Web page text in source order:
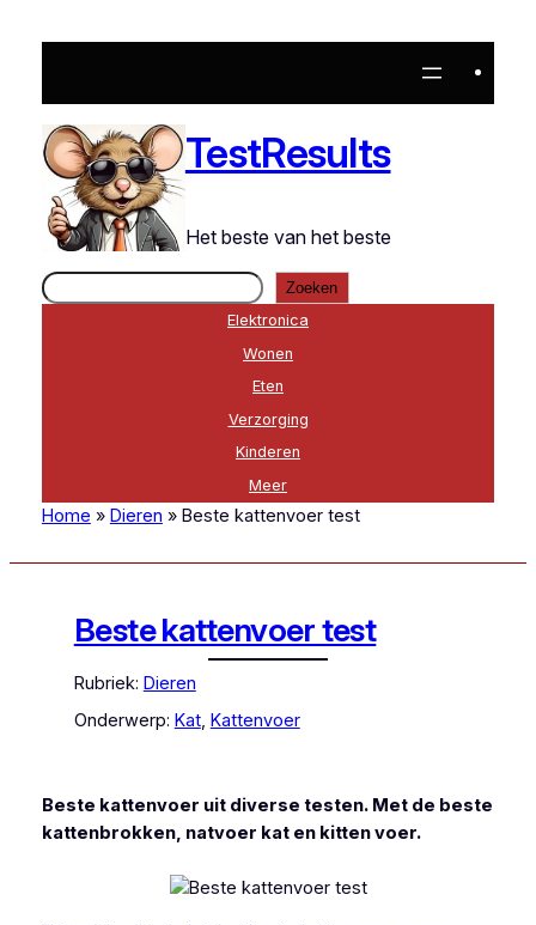
naar
inhoud
TestResults
Het beste van het beste
Zoeken
Zoeken
Elektronica
Wonen
Eten
Verzorging
Kinderen
Meer
Home » Dieren »Beste kattenvoer test
Beste kattenvoer test
Rubriek: Dieren
Onderwerp: Kat, Kattenvoer
Beste kattenvoer uit diverse testen. Met de beste
kattenbrokken, natvoer kat en kitten voer.